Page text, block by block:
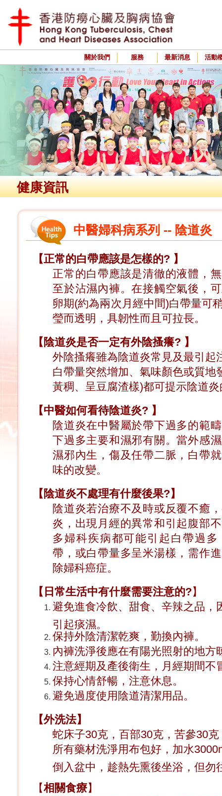
關於我們 服務 最新消息 活動
健康資訊
中醫婦科病系列 -- 陰道炎
【正常的白帶應該是怎樣的? 】
正常的白帶應該是清徹的液體，
至於沾濕內褲。在接觸空氣後，
卵期(約為兩次月經中間)白帶量可
瑩而透明，具韌性而且可拉長。
【陰道炎是否一定有外陰搔癢? 】
外陰搔癢雖為陰道炎常見及最引起
白帶量突然增加、氣味顏色或質地
黃稠、呈豆腐渣樣)都可提示陰道
【中醫如何看待陰道炎? 】
陰道炎在中醫屬於帶下過多的範
下過多主要和濕邪有關。當外感
濕邪內生，傷及任帶二脈，白帶
味的改變。
【陰道炎不處理有什麼後果?】
陰道炎若治療不及時或反覆不癒
炎，出現月經的異常和引起腹部
多婦科疾病都可能引起白帶過多
帶，或白帶量多呈米湯樣，需作
除婦科癌症。
【日常生活中有什麼需要注意的?】
避免進食冷飲、甜食、辛辣之品，
引起痰濕。
保持外陰清潔乾爽，勤換內褲。
內褲洗淨後應在有陽光照射的地方
注意經期及產後衛生，月經期間不
保持心情舒暢，注意休息。
避免過度使用陰道清潔用品。
【外洗法】
蛇床子30克，百部30克，苦參30
所有藥材洗淨用布包好，加水
倒入盆中，趁熱先熏後坐浴，但勿
【相關食療】